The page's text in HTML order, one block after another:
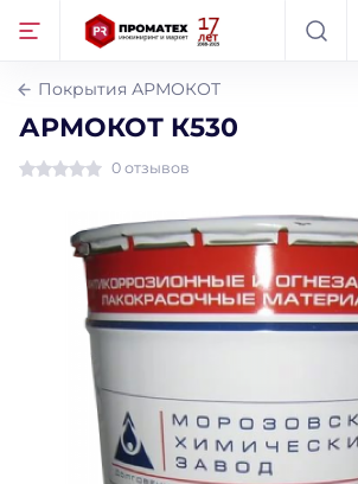
Покрытия АРМОКОТ
АРМОКОТ К530
0 отзывов